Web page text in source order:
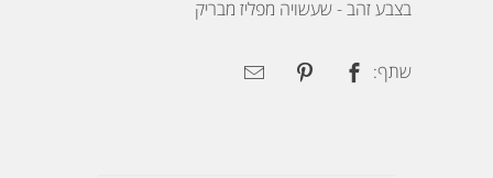
בצבע זהב - שעשויה מפליז מבריק
שתף: